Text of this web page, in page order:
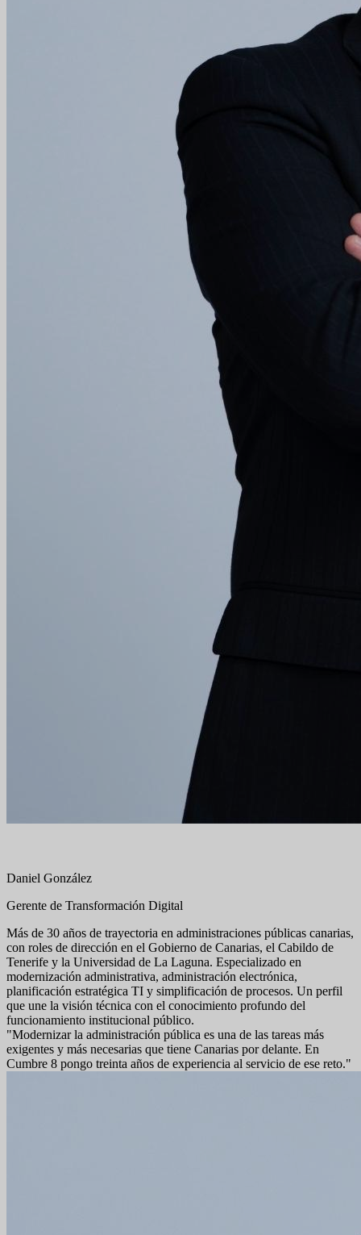
Daniel González
Gerente de Transformación Digital
Más de 30 años de trayectoria en administraciones públicas canarias,
con roles de dirección en el Gobierno de Canarias, el Cabildo de
Tenerife y la Universidad de La Laguna. Especializado en
modernización administrativa, administración electrónica,
planificación estratégica TI y simplificación de procesos. Un perfil
que une la visión técnica con el conocimiento profundo del
funcionamiento institucional público.
"Modernizar la administración pública es una de las tareas más
exigentes y más necesarias que tiene Canarias por delante. En
Cumbre 8 pongo treinta años de experiencia al servicio de ese reto."